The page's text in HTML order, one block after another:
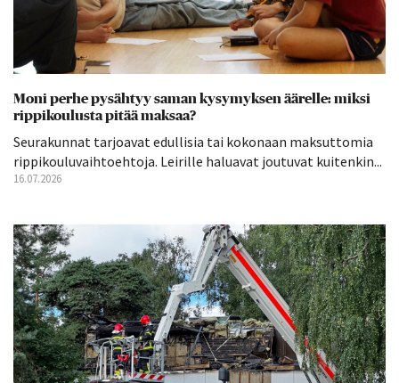
Moni perhe pysähtyy saman kysymyksen äärelle: miksi
rippikoulusta pitää maksaa?
Seurakunnat tarjoavat edullisia tai kokonaan maksuttomia
rippikouluvaihtoehtoja. Leirille haluavat joutuvat kuitenkin...
16.07.2026